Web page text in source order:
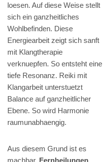
loesen. Auf diese Weise stellt
sich ein ganzheitliches
Wohlbefinden. Diese
Energiearbeit zeigt sich sanft
mit Klangtherapie
verknuepfen. So entsteht eine
tiefe Resonanz. Reiki mit
Klangarbeit unterstuetzt
Balance auf ganzheitlicher
Ebene. So wird Harmonie
raumunabhaengig.
Aus diesem Grund ist es
machbar, Fernheilungen